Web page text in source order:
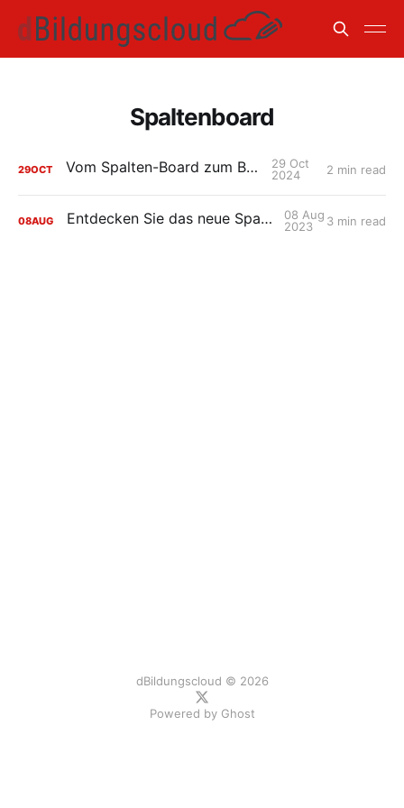
Spaltenboard
29OCT Vom Spalten-Board zum Bereich
29 Oct
2024
2 min read
08AUG Entdecken Sie das neue Spalten-Board!
08 Aug
2023
3 min read
dBildungscloud © 2026
Powered by Ghost